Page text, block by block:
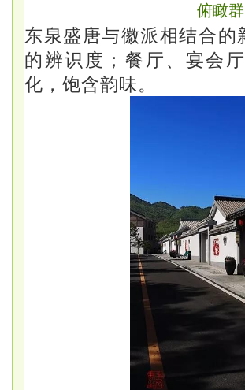
俯瞰
东泉盛唐与徽派相结合
的辨识度；餐厅、宴会
化，饱含韵味。